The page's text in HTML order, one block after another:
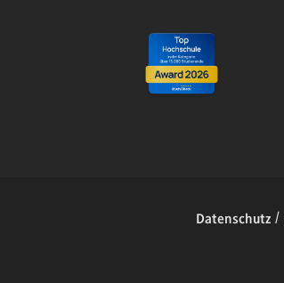
Datenschutz